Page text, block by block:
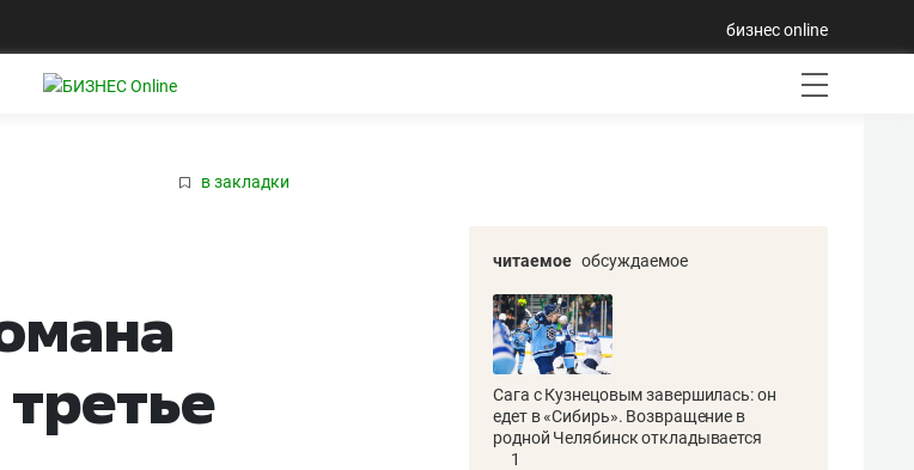
бизнес online
в закладки
читаемое обсуждаемое
Сага с Кузнецовым завершилась: он
едет в «Сибирь». Возвращение в
родной Челябинск откладывается
1